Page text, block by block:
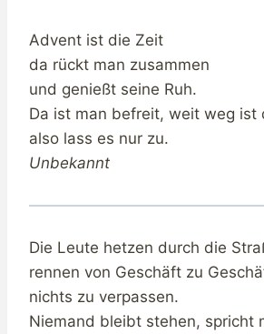
Advent ist die Zeit
da rückt man zusammen
und genießt seine Ruh.
Da ist man befreit, weit weg ist
also lass es nur zu.
Unbekannt
Die Leute hetzen durch die
rennen von Geschäft zu
nichts zu verpassen.
Niemand bleibt stehen, spricht